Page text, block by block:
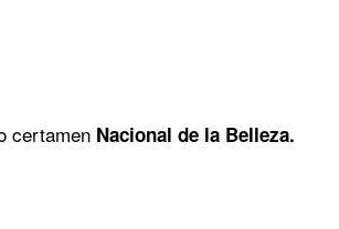
certamen Nacional de la Belleza.